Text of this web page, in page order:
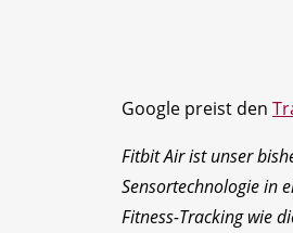
Google preist den
Fitbit Air ist unser
Sensortechnologie in
Fitness-Tracking wie